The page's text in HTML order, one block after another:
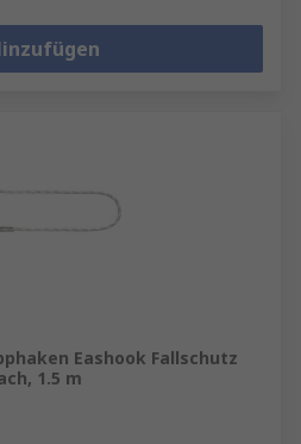
Eashook Fallschutz
1.5 m